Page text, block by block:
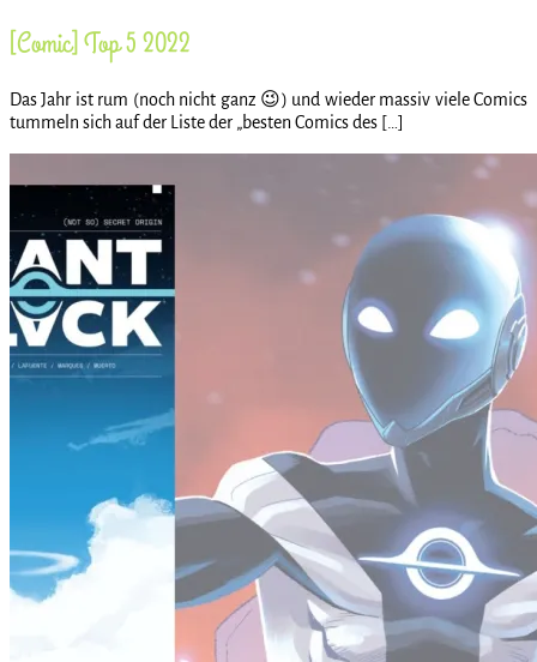
[Comic] Top 5 2022
Das Jahr ist rum (noch nicht ganz 😉) und wieder massiv viele Comics
tummeln sich auf der Liste der „besten Comics des […]